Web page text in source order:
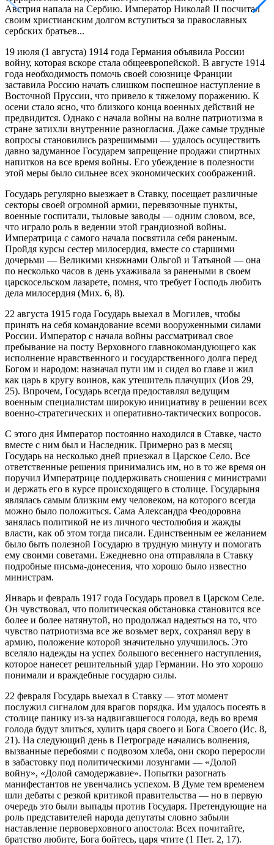
Австрия напала на Сербию. Император Николай II посчитал
своим христианским долгом вступиться за православных
сербских братьев...
19 июля (1 августа) 1914 года Германия объявила России
войну, которая вскоре стала общеевропейской. В августе 1914
года необходимость помочь своей союзнице Франции
заставила Россию начать слишком поспешное наступление в
Восточной Пруссии, что привело к тяжелому поражению. К
осени стало ясно, что близкого конца военных действий не
предвидится. Однако с начала войны на волне патриотизма в
стране затихли внутренние разногласия. Даже самые трудные
вопросы становились разрешимыми — удалось осуществить
давно задуманное Государем запрещение продажи спиртных
напитков на все время войны. Его убеждение в полезности
этой меры было сильнее всех экономических соображений.
Государь регулярно выезжает в Ставку, посещает различные
секторы своей огромной армии, перевязочные пункты,
военные госпитали, тыловые заводы — одним словом, все,
что играло роль в ведении этой грандиозной войны.
Императрица с самого начала посвятила себя раненым.
Пройдя курсы сестер милосердия, вместе со старшими
дочерьми — Великими княжнами Ольгой и Татьяной — она
по несколько часов в день ухаживала за ранеными в своем
царскосельском лазарете, помня, что требует Господь любить
дела милосердия (Мих. 6, 8).
22 августа 1915 года Государь выехал в Могилев, чтобы
принять на себя командование всеми вооруженными силами
России. Император с начала войны рассматривал свое
пребывание на посту Верховного главнокомандующего как
исполнение нравственного и государственного долга перед
Богом и народом: назначал пути им и сидел во главе и жил
как царь в кругу воинов, как утешитель плачущих (Иов 29,
25). Впрочем, Государь всегда предоставлял ведущим
военным специалистам широкую инициативу в решении всех
военно-стратегических и оперативно-тактических вопросов.
С этого дня Император постоянно находился в Ставке, часто
вместе с ним был и Наследник. Примерно раз в месяц
Государь на несколько дней приезжал в Царское Село. Все
ответственные решения принимались им, но в то же время он
поручил Императрице поддерживать сношения с министрами
и держать его в курсе происходящего в столице. Государыня
являлась самым близким ему человеком, на которого всегда
можно было положиться. Сама Александра Феодоровна
занялась политикой не из личного честолюбия и жажды
власти, как об этом тогда писали. Единственным ее желанием
было быть полезной Государю в трудную минуту и помогать
ему своими советами. Ежедневно она отправляла в Ставку
подробные письма-донесения, что хорошо было известно
министрам.
Январь и февраль 1917 года Государь провел в Царском Селе.
Он чувствовал, что политическая обстановка становится все
более и более натянутой, но продолжал надеяться на то, что
чувство патриотизма все же возьмет верх, сохранял веру в
армию, положение которой значительно улучшилось. Это
вселяло надежды на успех большого весеннего наступления,
которое нанесет решительный удар Германии. Но это хорошо
понимали и враждебные государю силы.
22 февраля Государь выехал в Ставку — этот момент
послужил сигналом для врагов порядка. Им удалось посеять в
столице панику из-за надвигавшегося голода, ведь во время
голода будут злиться, хулить царя своего и Бога Своего (Ис. 8,
21). На следующий день в Петрограде начались волнения,
вызванные перебоями с подвозом хлеба, они скоро переросли
в забастовку под политическими лозунгами — «Долой
войну», «Долой самодержавие». Попытки разогнать
манифестантов не увенчались успехом. В Думе тем временем
шли дебаты с резкой критикой правительства — но в первую
очередь это были выпады против Государя. Претендующие на
роль представителей народа депутаты словно забыли
наставление первоверховного апостола: Всех почитайте,
братство любите, Бога бойтесь, царя чтите (1 Пет. 2, 17).